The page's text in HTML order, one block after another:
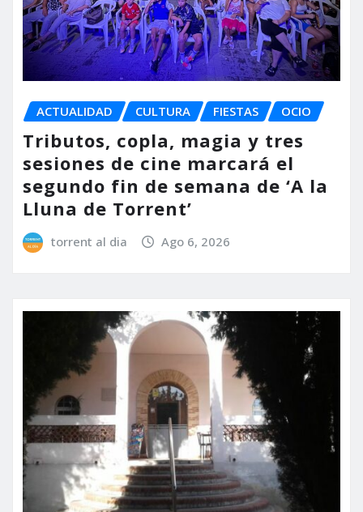
ACTUALIDAD CULTURA FIESTAS OCIO
Tributos, copla, magia y tres
sesiones de cine marcará el
segundo fin de semana de ‘A la
Lluna de Torrent’
torrent al dia Ago 6, 2026